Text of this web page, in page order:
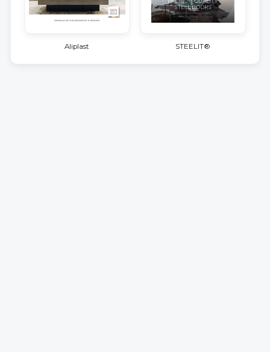
Aliplast STEELIT®